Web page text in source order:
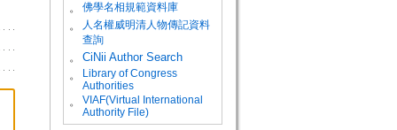
。 佛學名相規範資料庫
。
人名權威明清人物傳記資料
查詢
。
CiNii Author Search
。
Library of Congress
Authorities
。
VIAF(Virtual International
Authority File)